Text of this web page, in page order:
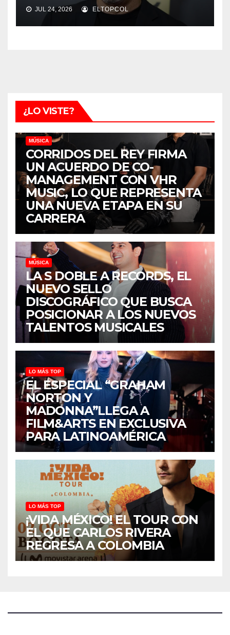
JUL 24, 2026 ELTOPCOL
¿LO VISTE?
MÚSICA
CORRIDOS DEL REY FIRMA
UN ACUERDO DE CO-
MANAGEMENT CON VHR
MUSIC, LO QUE REPRESENTA
UNA NUEVA ETAPA EN SU
CARRERA
MÚSICA
LA S DOBLE A RECORDS, EL
NUEVO SELLO
DISCOGRÁFICO QUE BUSCA
POSICIONAR A LOS NUEVOS
TALENTOS MUSICALES
LO MÁS TOP
EL ESPECIAL “GRAHAM
NORTON Y
MADONNA”LLEGA A
FILM&ARTS EN EXCLUSIVA
PARA LATINOAMÉRICA
LO MÁS TOP
¡VIDA MÉXICO! EL TOUR CON
EL QUE CARLOS RIVERA
REGRESA A COLOMBIA